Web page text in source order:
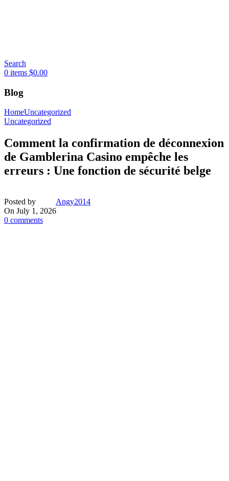
Search
0 items $0.00
Blog
HomeUncategorized
Uncategorized
Comment la confirmation de déconnexion
de Gamblerina Casino empêche les
erreurs : Une fonction de sécurité belge
Posted by
Angy2014
On July 1, 2026
0 comments